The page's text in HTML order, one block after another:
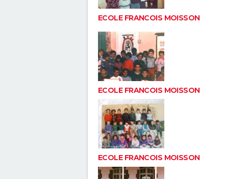
ECOLE FRANCOIS MOISSON
ECOLE FRANCOIS MOISSON
ECOLE FRANCOIS MOISSON